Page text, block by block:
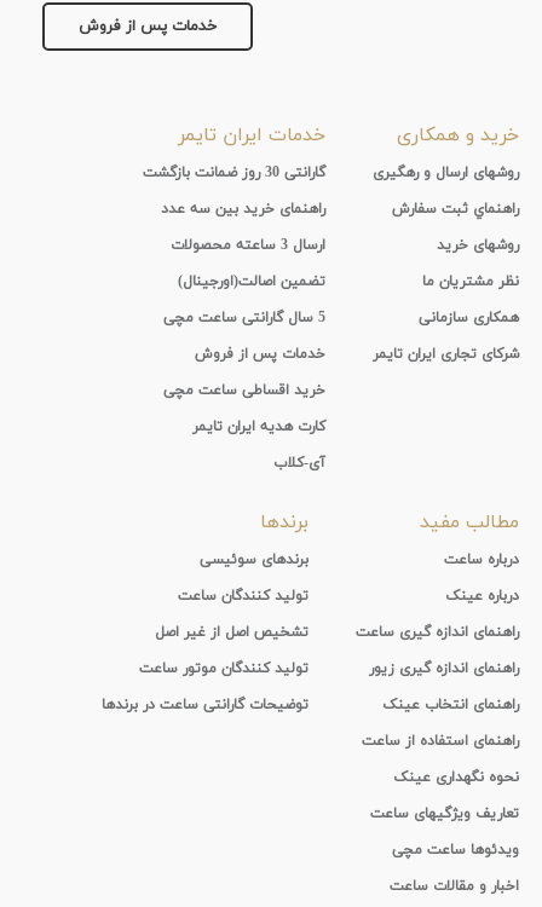
خدمات پس از فروش
خرید و همکاری
روشهای ارسال و رهگیری
راهنماي ثبت سفارش
روشهای خرید
نظر مشتریان ما
همکاری سازمانی
شرکای تجاری ایران تایمر
خدمات ایران تایمر
گارانتی 30 روز ضمانت بازگشت
راهنمای خرید بین سه عدد
ارسال 3 ساعته محصولات
تضمین اصالت(اورجینال)
5 سال گارانتی ساعت مچی
خدمات پس از فروش
خرید اقساطی ساعت مچی
کارت هدیه ایران تایمر
آی-کلاب
مطالب مفید
درباره ساعت
درباره عینک
راهنمای اندازه گیری ساعت
راهنمای اندازه گیری زیور
راهنمای انتخاب عینک
راهنمای استفاده از ساعت
نحوه نگهداری عینک
تعاریف ویژگیهای ساعت
ویدئوها ساعت مچی
اخبار و مقالات ساعت
برندها
برندهای سوئیسی
تولید کنندگان ساعت
تشخیص اصل از غیر اصل
تولید کنندگان موتور ساعت
توضیحات گارانتی ساعت در برندها